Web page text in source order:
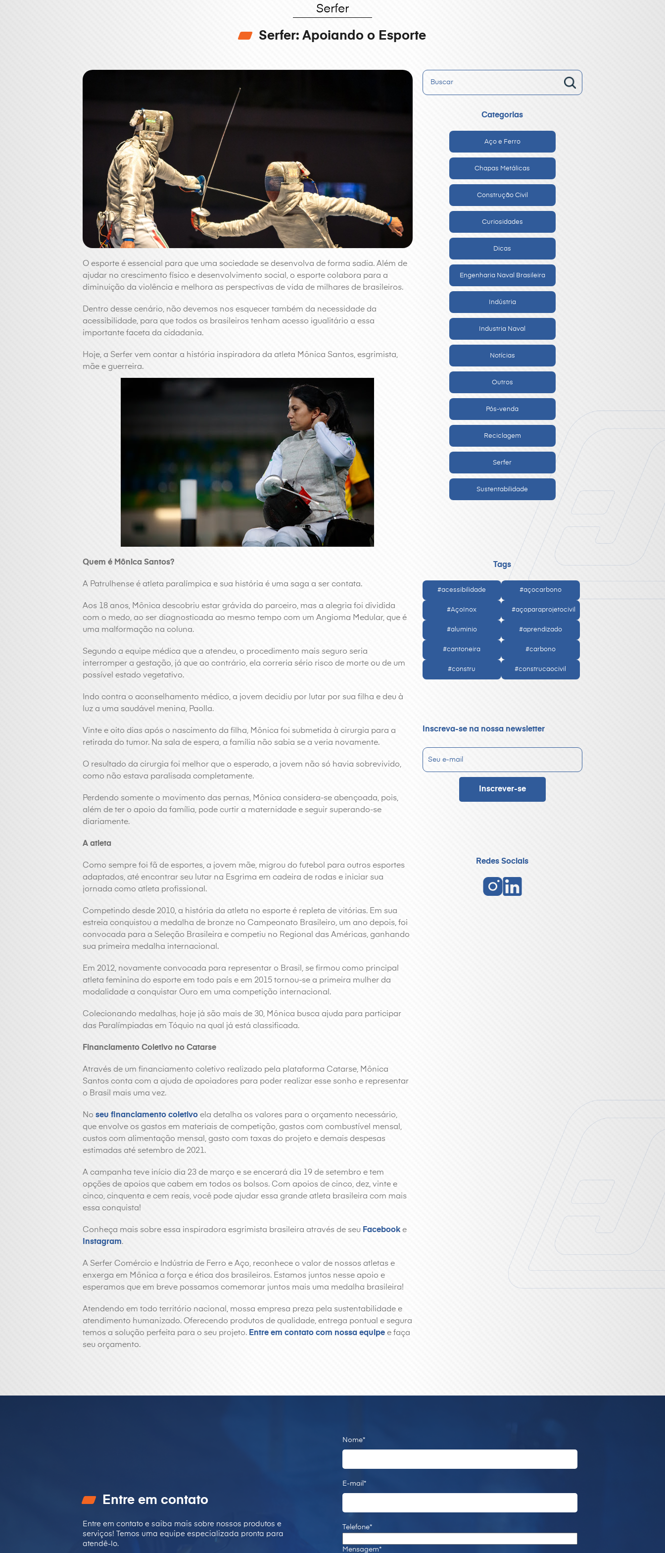
Serfer
Serfer: Apoiando o Esporte
O esporte é essencial para que uma sociedade se desenvolva de forma sadia. Além de
ajudar no crescimento físico e desenvolvimento social, o esporte colabora para a
diminuição da violência e melhora as perspectivas de vida de milhares de brasileiros.
Dentro desse cenário, não devemos nos esquecer também da necessidade da
acessibilidade, para que todos os brasileiros tenham acesso igualitário a essa
importante faceta da cidadania.
Hoje, a Serfer vem contar a história inspiradora da atleta Mônica Santos, esgrimista,
mãe e guerreira.
Quem é Mônica Santos?
A Patrulhense é atleta paralímpica e sua história é uma saga a ser contata.
Aos 18 anos, Mônica descobriu estar grávida do parceiro, mas a alegria foi dividida
com o medo, ao ser diagnosticada ao mesmo tempo com um Angioma Medular, que é
uma malformação na coluna.
Segundo a equipe médica que a atendeu, o procedimento mais seguro seria
interromper a gestação, já que ao contrário, ela correria sério risco de morte ou de um
possível estado vegetativo.
Indo contra o aconselhamento médico, a jovem decidiu por lutar por sua filha e deu à
luz a uma saudável menina, Paolla.
Vinte e oito dias após o nascimento da filha, Mônica foi submetida à cirurgia para a
retirada do tumor. Na sala de espera, a família não sabia se a veria novamente.
O resultado da cirurgia foi melhor que o esperado, a jovem não só havia sobrevivido,
como não estava paralisada completamente.
Perdendo somente o movimento das pernas, Mônica considera-se abençoada, pois,
além de ter o apoio da família, pode curtir a maternidade e seguir superando-se
diariamente.
A atleta
Como sempre foi fã de esportes, a jovem mãe, migrou do futebol para outros esportes
adaptados, até encontrar seu lutar na Esgrima em cadeira de rodas e iniciar sua
jornada como atleta profissional.
Competindo desde 2010, a história da atleta no esporte é repleta de vitórias. Em sua
estreia conquistou a medalha de bronze no Campeonato Brasileiro, um ano depois, foi
convocada para a Seleção Brasileira e competiu no Regional das Américas, ganhando
sua primeira medalha internacional.
Em 2012, novamente convocada para representar o Brasil, se firmou como principal
atleta feminina do esporte em todo país e em 2015 tornou-se a primeira mulher da
modalidade a conquistar Ouro em uma competição internacional.
Colecionando medalhas, hoje já são mais de 30, Mônica busca ajuda para participar
das Paralímpiadas em Tóquio na qual já está classificada.
Financiamento Coletivo no Catarse
Através de um financiamento coletivo realizado pela plataforma Catarse, Mônica
Santos conta com a ajuda de apoiadores para poder realizar esse sonho e representar
o Brasil mais uma vez.
No seu financiamento coletivo ela detalha os valores para o orçamento necessário,
que envolve os gastos em materiais de competição, gastos com combustível mensal,
custos com alimentação mensal, gasto com taxas do projeto e demais despesas
estimadas até setembro de 2021.
A campanha teve início dia 23 de março e se encerará dia 19 de setembro e tem
opções de apoios que cabem em todos os bolsos. Com apoios de cinco, dez, vinte e
cinco, cinquenta e cem reais, você pode ajudar essa grande atleta brasileira com mais
essa conquista!
Conheça mais sobre essa inspiradora esgrimista brasileira através de seu Facebooke
Instagram.
A Serfer Comércio e Indústria de Ferro e Aço, reconhece o valor de nossos atletas e
enxerga em Mônica a força e ética dos brasileiros. Estamos juntos nesse apoio e
esperamos que em breve possamos comemorar juntos mais uma medalha brasileira!
Atendendo em todo território nacional, mossa empresa preza pela sustentabilidade e
atendimento humanizado. Oferecendo produtos de qualidade, entrega pontual e segura
temos a solução perfeita para o seu projeto. Entre em contato com nossa equipe e faça
seu orçamento.
Categorias
Aço e Ferro
Chapas Metálicas
Construção Civil
Curiosidades
Dicas
Engenharia Naval Brasileira
Indústria
Industria Naval
Notícias
Outros
Pós-venda
Reciclagem
Serfer
Sustentabilidade
Tags
#acessibilidade #açocarbono
#AçoInox #açoparaprojetocivil
#aluminio #aprendizado
#cantoneira #carbono
#constru #construcaocivil
Inscreva-se na nossa newsletter
Redes Sociais
Entre em contato
Entre em contato e saiba mais sobre nossos produtos e
serviços! Temos uma equipe especializada pronta para
atendê-lo.
Nome*
E-mail*
Telefone*
Mensagem*